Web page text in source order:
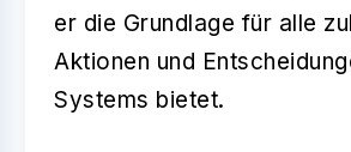
er die Grundlage für alle
Aktionen und
Systems bietet.